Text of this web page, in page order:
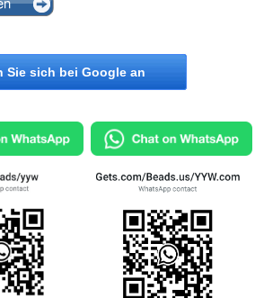
Sie sich bei Google an